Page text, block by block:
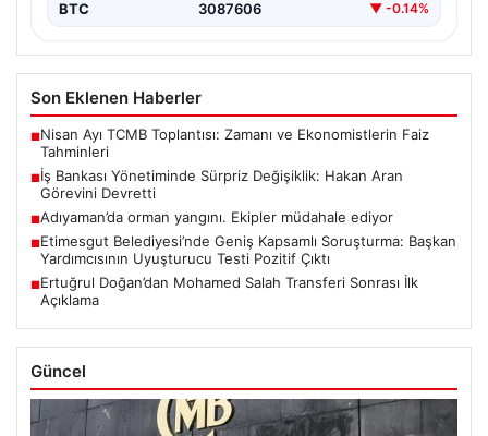
BTC 3087606 ▼ -0.14%
Son Eklenen Haberler
■Nisan Ayı TCMB Toplantısı: Zamanı ve Ekonomistlerin Faiz
Tahminleri
■İş Bankası Yönetiminde Sürpriz Değişiklik: Hakan Aran
Görevini Devretti
■Adıyaman’da orman yangını. Ekipler müdahale ediyor
■Etimesgut Belediyesi’nde Geniş Kapsamlı Soruşturma: Başkan
Yardımcısının Uyuşturucu Testi Pozitif Çıktı
■Ertuğrul Doğan’dan Mohamed Salah Transferi Sonrası İlk
Açıklama
Güncel